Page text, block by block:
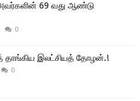
அவர்களின் 69 வது ஆண்டு
0
தாங்கிய இலட்சியத் தோழன்.!
0